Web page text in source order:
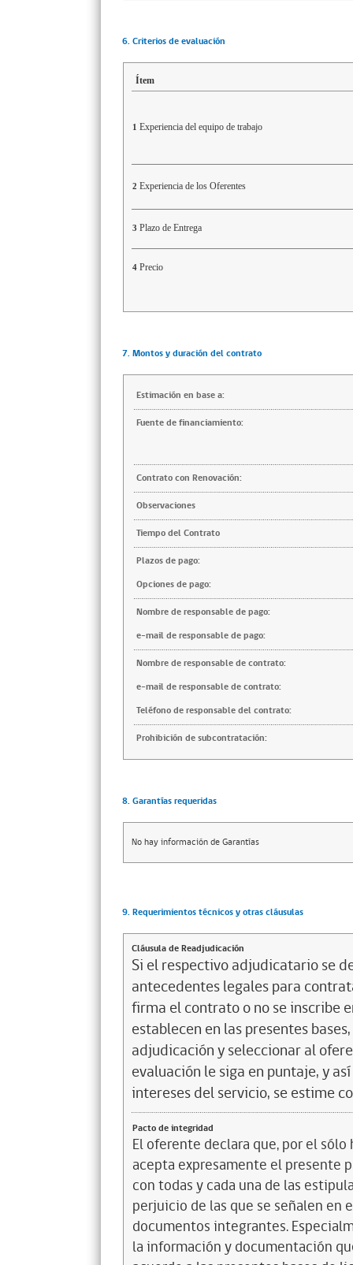
6. Criterios de evaluación
Ítem
1 Experiencia del equipo de trabajo
2 Experiencia de los Oferentes
3 Plazo de Entrega
4 Precio
7. Montos y duración del contrato
Estimación en base a:
Fuente de financiamiento:
Contrato con Renovación:
Observaciones
Tiempo del Contrato
Plazos de pago:
Opciones de pago:
Nombre de responsable de pago:
e-mail de responsable de pago:
Nombre de responsable de contrato:
e-mail de responsable de contrato:
Teléfono de responsable del contrato:
Prohibición de subcontratación:
8. Garantías requeridas
No hay información de Garantías
9. Requerimientos técnicos y otras cláusulas
Cláusula de Readjudicación
Si el respectivo adjudicatario se
antecedentes legales para
firma el contrato o no se inscribe
establecen en las presentes
adjudicación y seleccionar al
evaluación le siga en puntaje, y
intereses del servicio, se estime
Pacto de integridad
El oferente declara que, por el
acepta expresamente el presente
con todas y cada una de las
perjuicio de las que se señalen en
documentos integrantes.
la información y documentación